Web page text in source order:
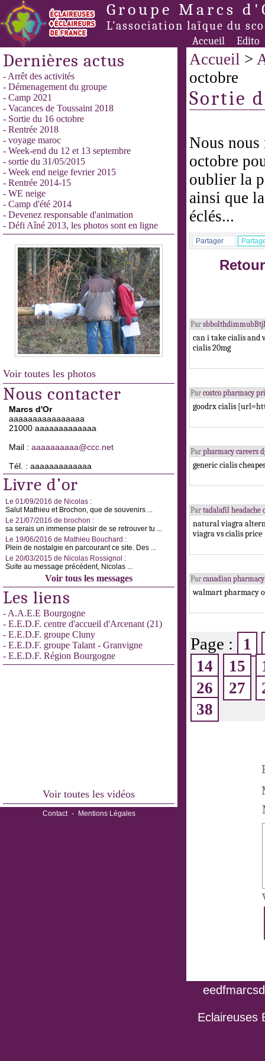
Groupe Marcs
L’association laïque du
Accueil Edito
Dernières actus
- Arrêt des activités
- Démenagement du groupe
- Camp 2021
- Vacances de Toussaint 2018
- Sortie du 16 octobre
- Rentrée 2018
- voyage maroc
- Week-end du 12 et 13 septembre
- sortie du 31/05/2015
- Week end neige fevrier 2015
- Rentrée 2014-15
- WE neige
- Camp d'été 2014
- Devenez responsable d'animation
- Défi Aîné 2013, les photos sont en ligne
Voir toutes les photos
Nous contacter
Marcs d'Or
aaaaaaaaaaaaaaaa
21000 aaaaaaaaaaaaa
Mail : aaaaaaaaaa@ccc.net
Tél. : aaaaaaaaaaaaa
Livre d’or
Le 01/09/2016 de Nicolas :
Salut Mathieu et Brochon, que de souvenirs ...
Le 21/07/2016 de brochon :
sa serais un immense plaisir de se retrouver tu ...
Le 19/06/2016 de Mathieu Bouchard :
Plein de nostalgie en parcourant ce site. Des ...
Le 20/03/2015 de Nicolas Rossignol :
Suite au message précédent, Nicolas ...
Voir tous les messages
Les liens
- A.A.E.E Bourgogne
- E.E.D.F. centre d'accueil d'Arcenant (21)
- E.E.D.F. groupe Cluny
- E.E.D.F. groupe Talant - Granvigne
- E.E.D.F. Région Bourgogne
Voir toutes les vidéos
Contact - Mentions Légales
Accueil >
octobre
Sortie
Nous nous
octobre
oublier la
ainsi que
éclés...
Partager
Par
can i take cialis
cialis 20mg
Par costco pharmacy
goodrx cialis
Par pharmacy careers
generic cialis
Par tadalafil headache
natural viagra
viagra vs cialis price
Par canadian
walmart pharmacy
Page :
1
14
15
26
27
38
Eclaireuses